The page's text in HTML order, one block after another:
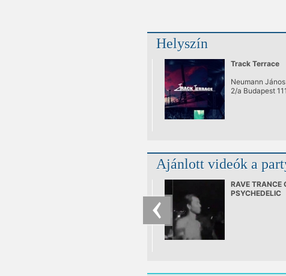
Helyszín
Track Terrace
Neumann
2/a Budapest
Ajánlott videók a
RAVE TRANCE
PSYCHEDELIC